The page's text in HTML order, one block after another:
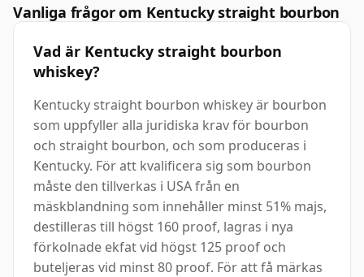
Vanliga frågor om Kentucky straight bourbon
Vad är Kentucky straight bourbon
whiskey?
Kentucky straight bourbon whiskey är bourbon
som uppfyller alla juridiska krav för bourbon
och straight bourbon, och som produceras i
Kentucky. För att kvalificera sig som bourbon
måste den tillverkas i USA från en
mäskblandning som innehåller minst 51% majs,
destilleras till högst 160 proof, lagras i nya
förkolnade ekfat vid högst 125 proof och
buteljeras vid minst 80 proof. För att få märkas